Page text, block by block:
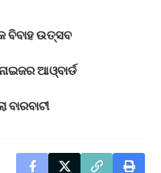
ବିବାହ ଉତ୍ସବ
ଆଓ୍ବାର୍ଡ